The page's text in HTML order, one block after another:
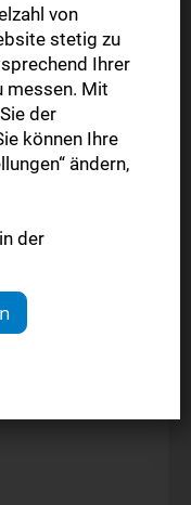
Sa.)
von
stetig zu
Ihrer
messen. Mit
der
können Ihre
ändern,
der